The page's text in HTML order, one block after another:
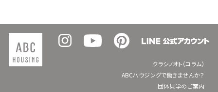
クラシノオト（コラム）
ABCハウジングで働きませんか？
団体見学のご案内